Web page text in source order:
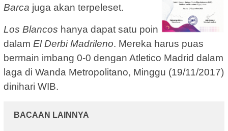
Barca juga akan terpeleset.
Los Blancos hanya dapat satu poin
dalam El Derbi Madrileno. Mereka harus puas
bermain imbang 0-0 dengan Atletico Madrid dalam
laga di Wanda Metropolitano, Minggu (19/11/2017)
dinihari WIB.
BACAAN LAINNYA